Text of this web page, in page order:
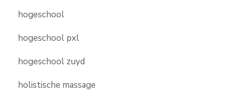
hogeschool
hogeschool pxl
hogeschool zuyd
holistische massage